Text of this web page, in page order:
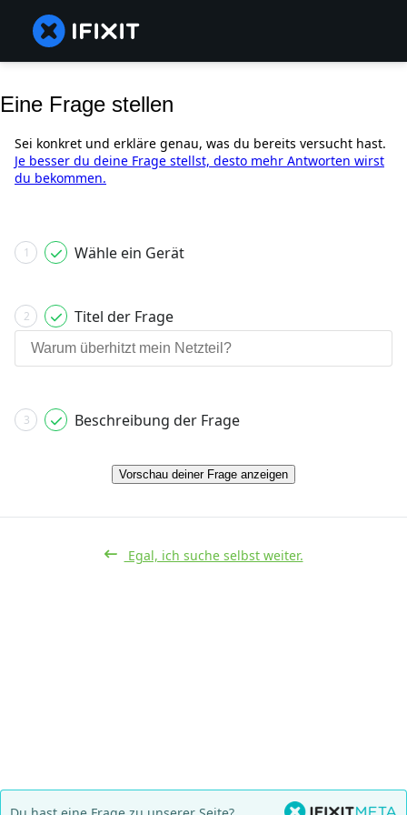
Eine Frage stellen
Sei konkret und erkläre genau, was du bereits versucht hast.
Je besser du deine Frage stellst, desto mehr Antworten wirst
du bekommen.
1 Wähle ein Gerät
2 Titel der Frage
3 Beschreibung der Frage
Vorschau deiner Frage anzeigen
Egal, ich suche selbst weiter.